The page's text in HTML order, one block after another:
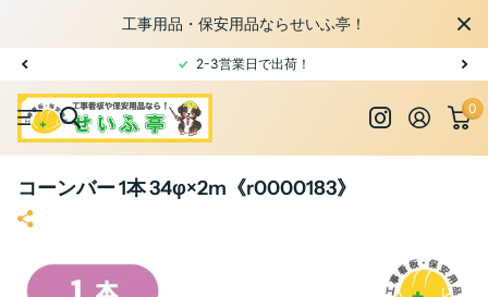
工事用品・保安用品ならせいふ亭！
2-3営業日で出荷！
0
コーンバー 1本 34φ×2m《r0000183》